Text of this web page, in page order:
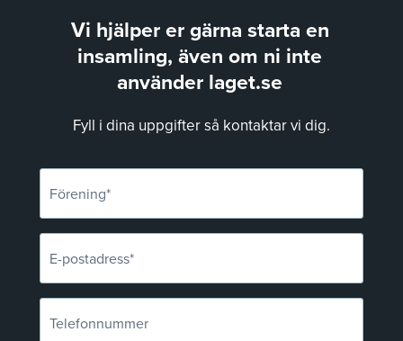
Vi hjälper er gärna starta en
insamling, även om ni inte
använder laget.se
Fyll i dina uppgifter så kontaktar vi dig.
Förening*
E-
postadress*
Telefonnummer